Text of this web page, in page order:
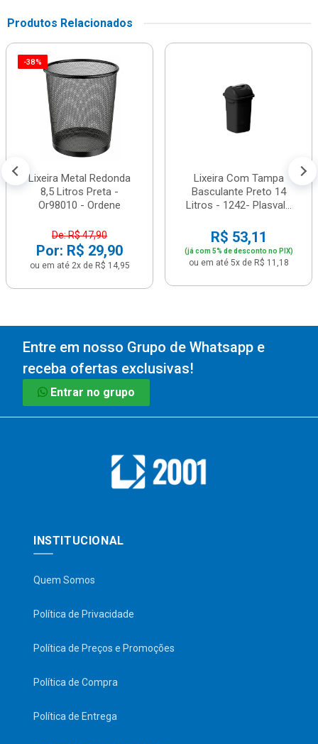
Produtos Relacionados
-38%
Lixeira Metal Redonda
8,5 Litros Preta -
Or98010 - Ordene
De: R$ 47,90
Por: R$ 29,90
ou em até 2x de R$ 14,95
Lixeira Com Tampa
Basculante Preto 14
Litros - 1242- Plasval...
R$ 53,11
(já com 5% de desconto no PIX)
ou em até 5x de R$ 11,18
Entre em nosso Grupo de Whatsapp e
receba ofertas exclusivas!
Entrar no grupo
INSTITUCIONAL
Quem Somos
Política de Privacidade
Política de Preços e Promoções
Política de Compra
Política de Entrega